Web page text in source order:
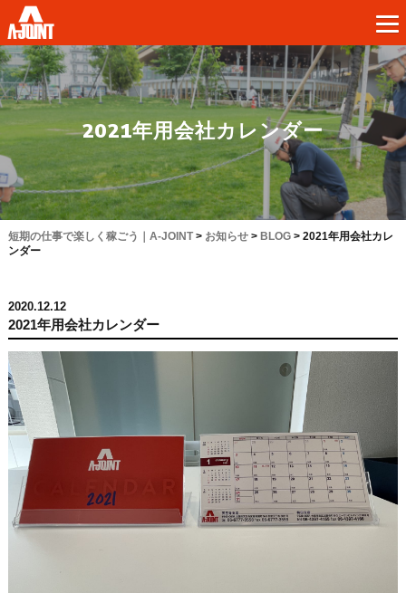
2021年用会社カレンダー
短期の仕事で楽しく稼ごう｜A-JOINT> お知らせ> BLOG> 2021年用会社カレ
ンダー
2020.12.12
2021年用会社カレンダー